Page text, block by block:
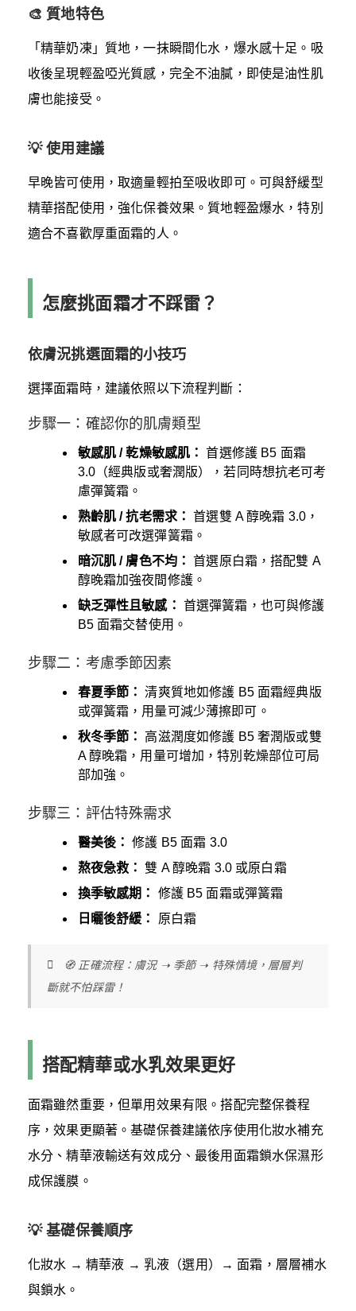
🎨 質地特色
「精華奶凍」質地，一抹瞬間化水，爆水感十足。吸
收後呈現輕盈啞光質感，完全不油膩，即使是油性肌
膚也能接受。
💡 使用建議
早晚皆可使用，取適量輕拍至吸收即可。可與舒緩型
精華搭配使用，強化保養效果。質地輕盈爆水，特別
適合不喜歡厚重面霜的人。
怎麼挑面霜才不踩雷？
依膚況挑選面霜的小技巧
選擇面霜時，建議依照以下流程判斷：
步驟一：確認你的肌膚類型
敏感肌 / 乾燥敏感肌： 首選修護 B5 面霜
3.0（經典版或奢潤版），若同時想抗老可考
慮彈簧霜。
熟齡肌 / 抗老需求： 首選雙 A 醇晚霜 3.0，
敏感者可改選彈簧霜。
暗沉肌 / 膚色不均： 首選原白霜，搭配雙 A
醇晚霜加強夜間修護。
缺乏彈性且敏感： 首選彈簧霜，也可與修護
B5 面霜交替使用。
步驟二：考慮季節因素
春夏季節： 清爽質地如修護 B5 面霜經典版
或彈簧霜，用量可減少薄擦即可。
秋冬季節：
高滋潤度如修護 B5 奢潤版或雙
A 醇晚霜，用量可增加，特別乾燥部位可局
部加強。
步驟三：評估特殊需求
醫美後： 修護 B5 面霜 3.0
熬夜急救： 雙 A 醇晚霜 3.0 或原白霜
換季敏感期：
修護 B5 面霜或彈簧霜
日曬後舒緩：
原白霜
🧭 正確流程：膚況 ➝ 季節 ➝ 特殊情境，層層判
斷就不怕踩雷！
搭配精華或水乳效果更好
面霜雖然重要，但單用效果有限。搭配完整保養程
序，效果更顯著。基礎保養建議依序使用化妝水補充
水分、精華液輸送有效成分、最後用面霜鎖水保濕形
成保護膜。
💡 基礎保養順序
化妝水 → 精華液 → 乳液（選用）→ 面霜，層層補水
與鎖水。